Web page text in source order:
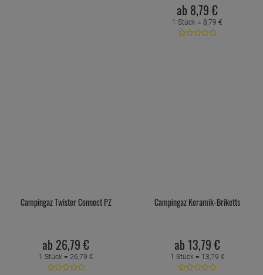
ab 8,79 €
1 Stück = 8,79 €
Campingaz Twister Connect PZ
ab 26,79 €
1 Stück = 26,79 €
Campingaz Keramik-Briketts
ab 13,79 €
1 Stück = 13,79 €